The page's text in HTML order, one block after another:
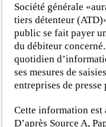
Société générale
tiers détenteur
public se fait payer
du débiteur
quotidien
ses mesures de
entreprises de presse
Cette information est
D’après Source A,